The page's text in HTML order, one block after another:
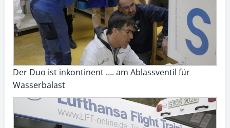
Der Duo ist inkontinent …. am Ablassventil für
Wasserbalast